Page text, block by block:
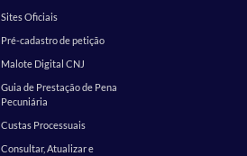
Sites Oficiais
Pré-cadastro de petição
Malote Digital CNJ
Guia de Prestação de Pena
Pecuniária
Custas Processuais
Consultar, Atualizar e